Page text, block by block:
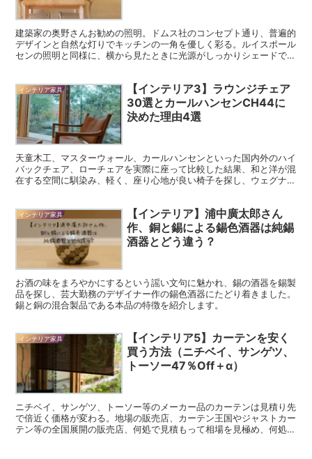
建築家の奥野さんお勧めの照明。ドムス社のコンセプト通り、普遍的
デザインと自然な灯りでキッチンの一角を優しく彩る。ルイスポール
センの照明と同様に、横から見たときに光源がしっかりシェードで隠
インテリア家具
【インテリア3】ラウンジチェア
30選とカールハンセンCH44に
決めた理由4選
天童木工、マスターウォール、カールハンセンといった国内外のハイ
バックチェア、ローチェアを実際に座って比較した結果、和と洋が混
在する空間に馴染み、軽く、座り心地が良い椅子を探し、ウェグナー
インテリア家具
【インテリア】浦中廣太郎さん
作、銅と錫による錫色酒器は純錫
酒器とどう違う？
お酒の味をまろやかにするという謡い文句に魅かれ、錫の酒器を錫製
品を探し、芸大勤務のデザイナー作の錫色酒器にたどり着きました。
錫と銅の混合製品である本品の特徴を紹介します。
インテリア家具
【インテリア5】カーテンを安く
買う方法（ニチベイ、サンゲツ、
トーソー47％Off＋α）
ニチベイ、サンゲツ、トーソー等のメーカー品のカーテンは見積り先
で倍近く価格が変わる。地場の販売店、カーテン王国やジャストカー
テン等の全国展開の販売店、何処で見積もって相場を見極め、何処と